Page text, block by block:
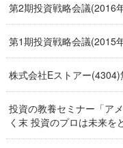
第2期投資戦略会議(2016
第1期投資戦略会議(2015
株式会社Eストアー
投資の教養セミナー「ア
く末 投資のプロは未来を